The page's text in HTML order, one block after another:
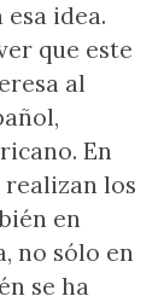
idea.
que este
al
En
realizan los
en
no sólo en
se ha